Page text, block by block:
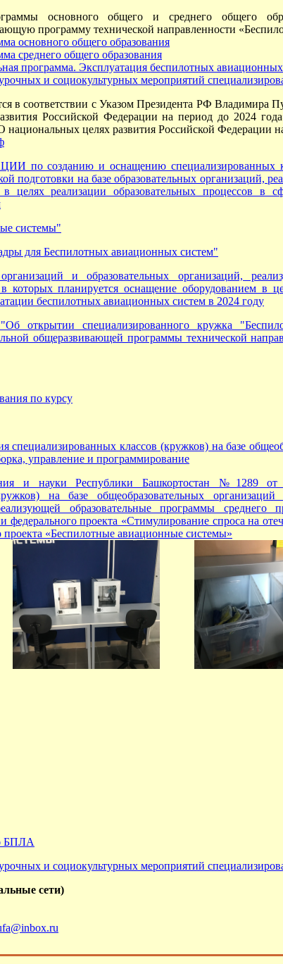
основного общего и среднего общего
программу технической направленности
основного общего образования
среднего общего образования
программа. Эксплуатация беспилотных
и социокультурных мероприятий
в соответствии с Указом Президента РФ Владимира
Российской Федерации на период до 2024
целях развития Российской Федерации
созданию и оснащению специализированных
подготовки на базе образовательных организаций,
в целях реализации образовательных процессов в
системы"
для Беспилотных авиационных систем"
и образовательных организаций,
которых планируется оснащение оборудованием в
беспилотных авиационных систем в 2024 году
открытии специализированного кружка
общеразвивающей программы технической
по курсу
специализированных классов (кружков) на базе
управление и программирование
и науки Республики Башкортостан №1289 от
на базе общеобразовательных
образовательные программы среднего
федерального проекта «Стимулирование спроса на
проекта «Беспилотные авиационные системы»
БПЛА
и социокультурных мероприятий
сети)